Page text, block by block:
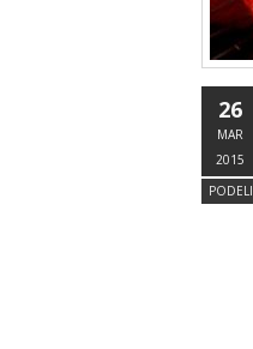
26
MAR
2015
PODELI